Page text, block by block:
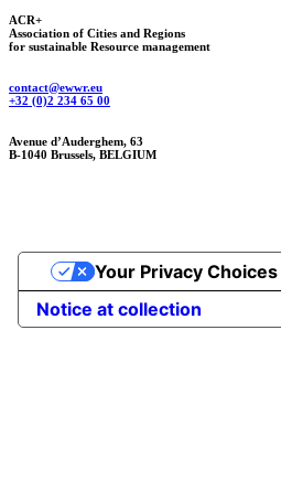
ACR+
Association of Cities and Regions
for sustainable Resource management
contact@ewwr.eu
+32 (0)2 234 65 00
Avenue d’Auderghem, 63
B-1040 Brussels, BELGIUM
Notice at collection
Your Privacy Choices